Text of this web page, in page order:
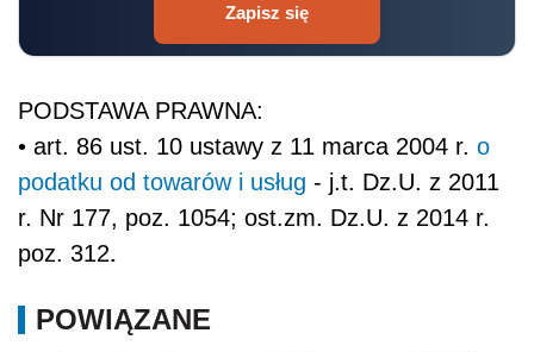
Zapisz się
PODSTAWA PRAWNA:
• art. 86 ust. 10 ustawy z 11 marca 2004 r. o
podatku od towarów i usług - j.t. Dz.U. z 2011
r. Nr 177, poz. 1054; ost.zm. Dz.U. z 2014 r.
poz. 312.
POWIĄZANE